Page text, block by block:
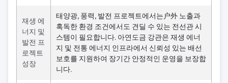
재생 에
너지 및
발전 프
로젝트
성장
태양광, 풍력, 발전 프로젝트에서는户外 노출과
혹독한 환경 조건에서도 견딜 수 있는 전선관 시
스템이 필요합니다. 아연도금 강관은 재생 에너
지 및 전통 에너지 인프라에서 신뢰성 있는 배선
보호를 지원하여 장기간 안정적인 운영을 보장합
니다.